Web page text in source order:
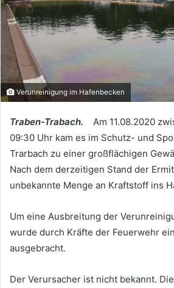
Verunreinigung im Hafenbecken
Traben-Trabach. Am 11.08.2020
09:30 Uhr kam es im Schutz- und
Trarbach zu einer großflächigen
Nach dem derzeitigen Stand der
unbekannte Menge an Kraftstoff ins
Um eine Ausbreitung der
wurde durch Kräfte der Feuerwehr
ausgebracht.
Der Verursacher ist nicht bekannt.